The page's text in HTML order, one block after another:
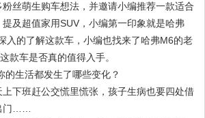
丝萌生购车想法，并邀请小编推荐一款适合
及超值家用SUV，小编第一印象就是哈弗
入的了解这款车，小编也找来了哈弗M6的老
款车是否真的值得入手。
的生活都发生了哪些变化？
下班赶公交慌里慌张，孩子生病也要四处借
门……